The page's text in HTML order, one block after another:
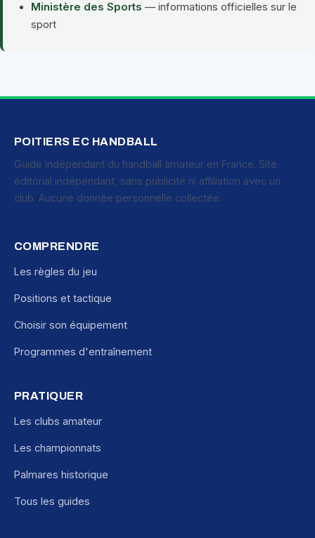
Ministère des Sports — informations officielles sur le
sport
POITIERS EC HANDBALL
Guide indépendant du handball amateur en France. Site
éditorial indépendant, sans publicité ni affiliation avec un
club. Aucune donnée personnelle collectée.
COMPRENDRE
Les règles du jeu
Positions et tactique
Choisir son équipement
Programmes d'entraînement
PRATIQUER
Les clubs amateur
Les championnats
Palmares historique
Tous les guides